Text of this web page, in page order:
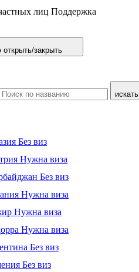
лиц Поддержка
закрыть
искать
Без виз
Нужна виза
Без виз
Нужна виза
Нужна виза
Нужна виза
Без виз
Без виз